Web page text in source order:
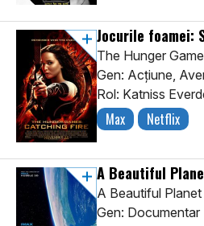
Jocurile foamei:
The Hunger
Gen: Acţiune,
Rol: Katniss
Max Netflix
A Beautiful
A Beautiful Planet
Gen: Documentar